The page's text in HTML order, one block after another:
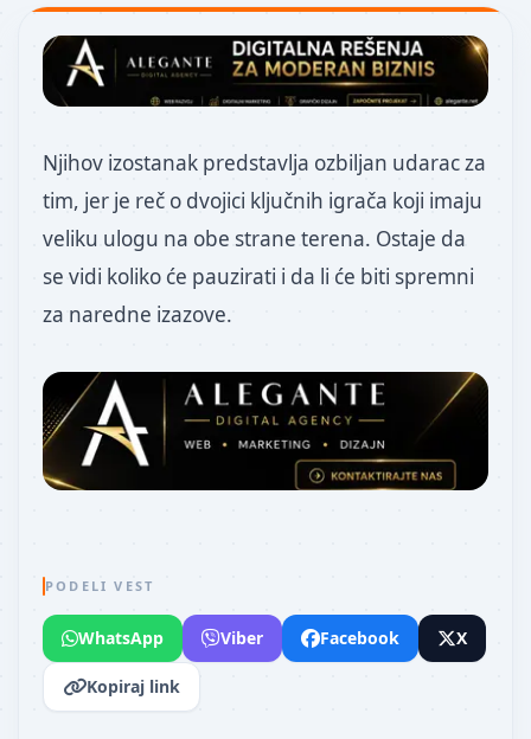
Njihov izostanak predstavlja ozbiljan udarac za
tim, jer je reč o dvojici ključnih igrača koji imaju
veliku ulogu na obe strane terena. Ostaje da
se vidi koliko će pauzirati i da li će biti spremni
za naredne izazove.
PODELI VEST
WhatsApp Viber Facebook X
Kopiraj link